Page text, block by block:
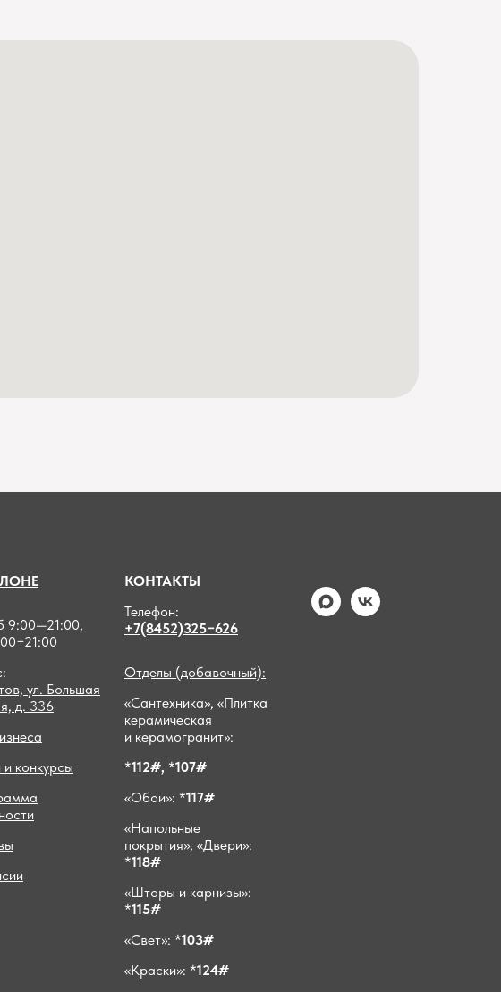
9:00—21:00,
ул. Большая
д. 336
и конкурсы
КОНТАКТЫ
Телефон:
+7(8452)325−626
Отделы (добавочный):
«Сантехника», «Плитка
керамическая
и керамогранит»:
*112#, *107#
«Обои»: *117#
«Напольные
покрытия», «Двери»:
*118#
«Шторы и карнизы»:
*115#
«Свет»: *103#
«Краски»: *124#